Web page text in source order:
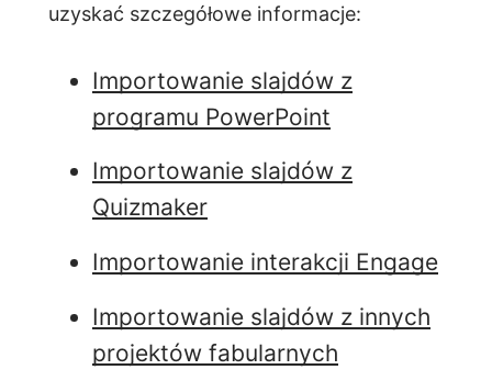
uzyskać szczegółowe informacje:
Importowanie slajdów z
programu PowerPoint
Importowanie slajdów z
Quizmaker
Importowanie interakcji Engage
Importowanie slajdów z innych
projektów fabularnych